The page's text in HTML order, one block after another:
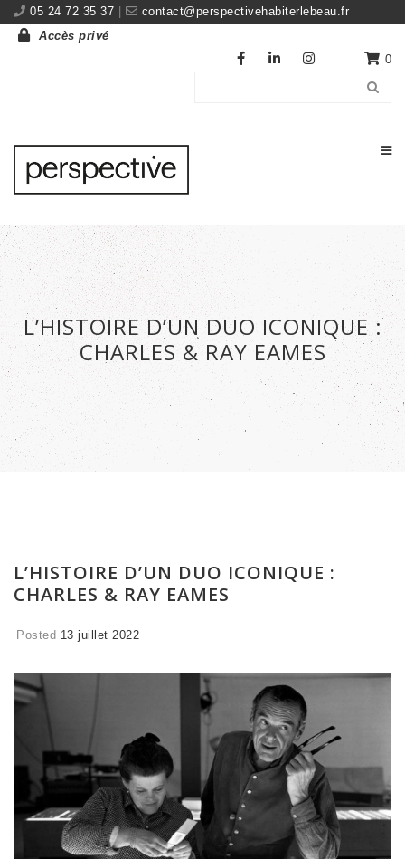
05 24 72 35 37
contact@perspectivehabiterlebeau.fr
Accès privé
0
L’HISTOIRE D’UN DUO ICONIQUE :
CHARLES & RAY EAMES
L’HISTOIRE D’UN DUO ICONIQUE :
CHARLES & RAY EAMES
Posted 13 juillet 2022